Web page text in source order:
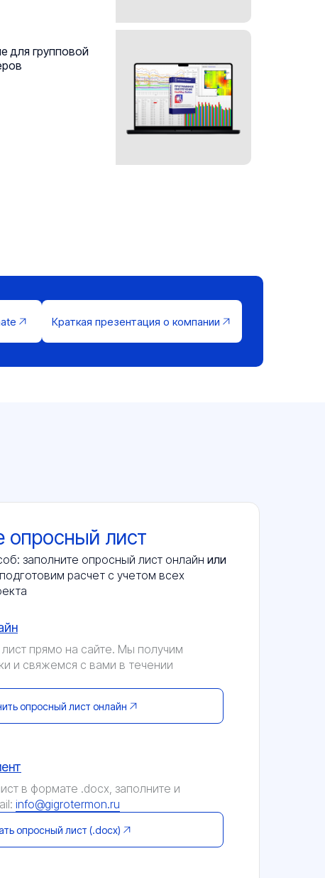
для групповой
Краткая презентация о компании
опросный лист
заполните опросный лист онлайн или
расчет с учетом всех
прямо на сайте. Мы получим
и свяжемся с вами в течении
опросный лист онлайн
в формате .docx, заполните и
info@gigrotermon.ru
опросный лист (.docx)